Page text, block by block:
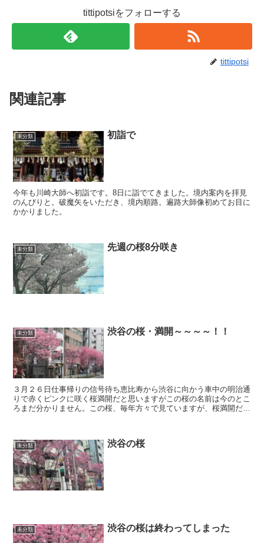
tittipotsiをフォローする
tittipotsi
関連記事
未分類 初詣で
今年も川崎大師へ初詣です。8日に詣でてきました。境内案内を拝見
のんびりと。破魔矢をいただき、境内順路。遍路大師像初めてお目に
かかりました。
未分類 先週の桜8分咲き
未分類 渋谷の桜・満開～～～～！！
３月２６日仕事帰りの信号待ち恵比寿から渋谷に向かう車中の明治通
りで赤くピンクに咲く桜満開だと思いますがこの桜の名前は今のとこ
ろまだ分かりません。この桜、毎年方々で見ていますが、桜満開だ～
未分類 渋谷の桜
未分類 渋谷の桜は終わってしまった